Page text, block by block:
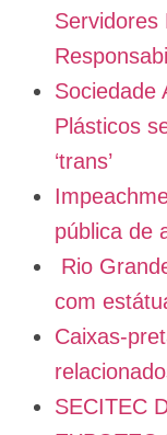
Servidores
Sociedade
Plásticos
‘trans’
pública de
Rio
com
Caixas-
SECITEC